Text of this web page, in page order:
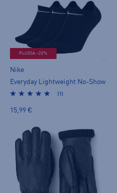
PLUSSA -20%
Nike
Everyday Lightweight No-Show
(1)
15,99 €